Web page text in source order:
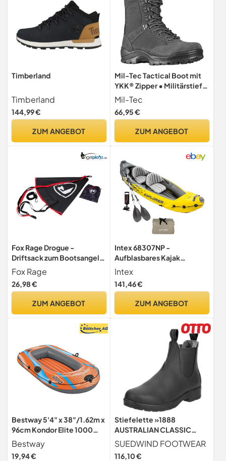
Timberland
Timberland
144,99 €
ZUM ANGEBOT
Mil-Tec Tactical Boot mit
YKK® Zipper • Militärstiefel
Herren • Als Outdoor Boot,
Arbeitsstiefel,
Wanderstiefel,
Atmungsaktiv &
Mil-Tec
66,95 €
ZUM ANGEBOT
Fox Rage Drogue -
Driftsack zum Bootsangeln,
Driftanker zum Angeln vom
Boot, Drift Sack für Boote
Fox Rage
26,98 €
ZUM ANGEBOT
Intex 68307NP -
Aufblasbares Kajak
Explorer K2, 2 Personen, mit
Zubehör, PVC, Gelb,
312x91x51 cm
Intex
141,46 €
ZUM ANGEBOT
Bestway 5'4" x 38"/1.62m x
96cm Kondor Elite 1000
Raft
Bestway
19,94 €
Stiefelette »1888
AUSTRALIAN CLASSIC
MERINO« Handmade in
Portugal | Merino Futter |
SUEDWIND FOOTWEAR
116,10 €